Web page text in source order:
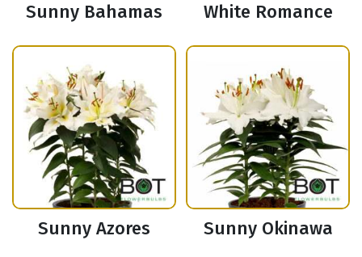
Sunny Bahamas White Romance
Sunny Azores Sunny Okinawa